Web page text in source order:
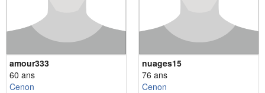
amour333
60 ans
Cenon
nuages15
76 ans
Cenon